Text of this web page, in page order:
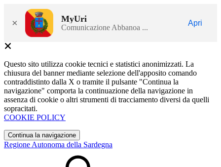
× MyUri
Comunicazione Abbanoa ...
Apri
Questo sito utilizza cookie tecnici e statistici anonimizzati. La
chiusura del banner mediante selezione dell'apposito comando
contraddistinto dalla X o tramite il pulsante "Continua la
navigazione" comporta la continuazione della navigazione in
assenza di cookie o altri strumenti di tracciamento diversi da quelli
sopracitati.
COOKIE POLICY
Continua la navigazione
Regione Autonoma della Sardegna